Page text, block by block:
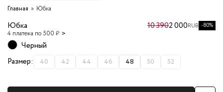
Главная Юбка
Юбка
4 платежа по 500 ₽
10 3902 000RUB -80%
Черный
Размер:
40 42 44 46 48 50 52